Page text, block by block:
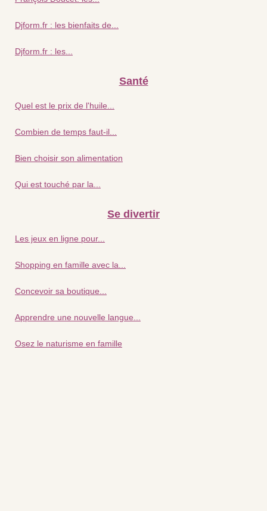
Djform.fr : les bienfaits de...
Djform.fr : les...
Santé
Quel est le prix de l'huile...
Combien de temps faut-il...
Bien choisir son alimentation
Qui est touché par la...
Se divertir
Les jeux en ligne pour...
Shopping en famille avec la...
Concevoir sa boutique...
Apprendre une nouvelle langue...
Osez le naturisme en famille